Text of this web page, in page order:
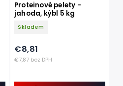
Proteinové pelety -
jahoda, kýbl 5 kg
Skladem
€7,87 bez DPH
€8,81